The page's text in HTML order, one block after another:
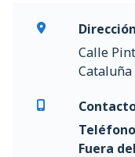
Calle
Cataluña
Fuera